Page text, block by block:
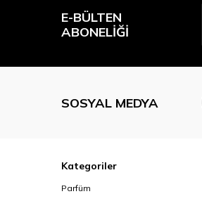
E-BÜLTEN
ABONELIĞI
SOSYAL MEDYA
Kategoriler
Parfüm